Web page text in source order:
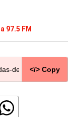
97.5 FM
</> Copy